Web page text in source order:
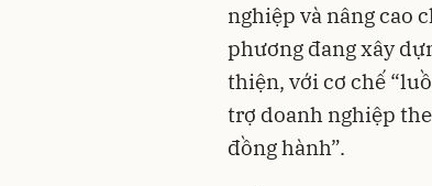
nghiệp và nâng cao
phương đang xây
thiện, với cơ chế
trợ doanh nghiệp
đồng hành”.